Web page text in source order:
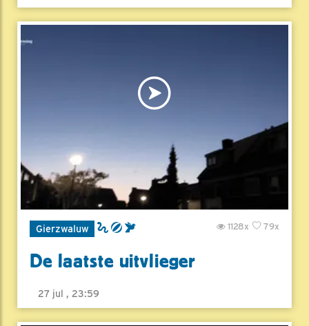
Gierzwaluw 79x
1128x
De laatste uitvlieger
27 jul , 23:59